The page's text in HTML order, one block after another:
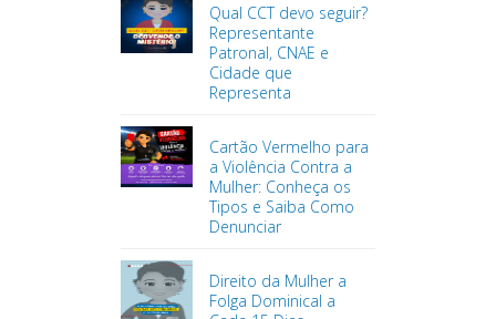
Qual CCT devo seguir?
Representante
Patronal, CNAE e
Cidade que
Representa
Cartão Vermelho para
a Violência Contra a
Mulher: Conheça os
Tipos e Saiba Como
Denunciar
Direito da Mulher a
Folga Dominical a